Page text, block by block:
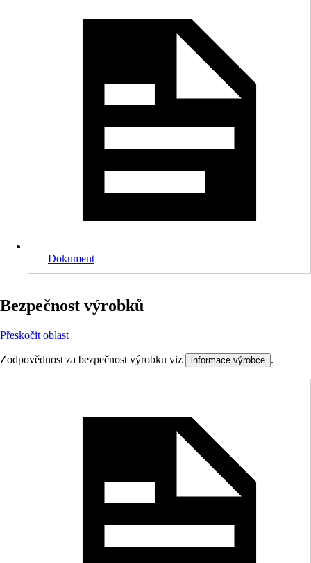
Dokument
Bezpečnost výrobků
Přeskočit oblast
Zodpovědnost za bezpečnost výrobku viz informace výrobce .